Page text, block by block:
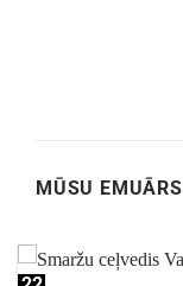
MŪSU EMUĀRS